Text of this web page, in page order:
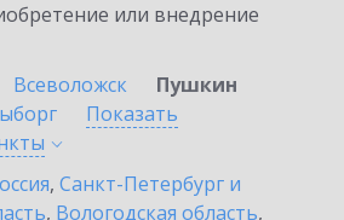
или внедрение
Всеволожск
Пушкин
Показать
, Санкт-Петербург и
, Вологодская область,